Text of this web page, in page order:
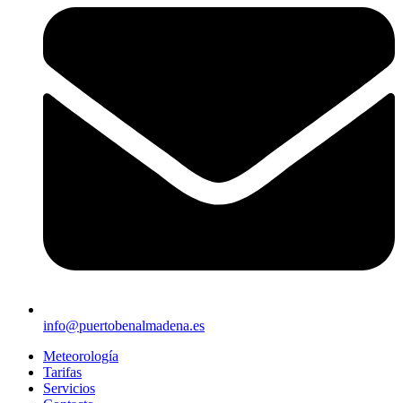
info@puertobenalmadena.es
Meteorología
Tarifas
Servicios